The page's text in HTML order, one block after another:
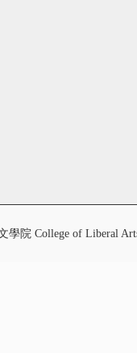
學院 College of Liberal